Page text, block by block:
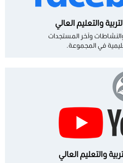
والتعليم العالي
والنشاطات وآخر المستجدات
في المجموعة.
والتعليم العالي